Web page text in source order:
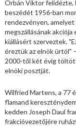
Orbán Viktor felidézte,
beszédét 1956-ban
rendezvényen,
megszállásának
kiállásért szerveztek.
éreztük az elnök úrtól"
2000-től két évig
elnöki posztját.
Wilfried Martens, a 77
flamand
kedden Joseph Daul
frakcióvezetőjére